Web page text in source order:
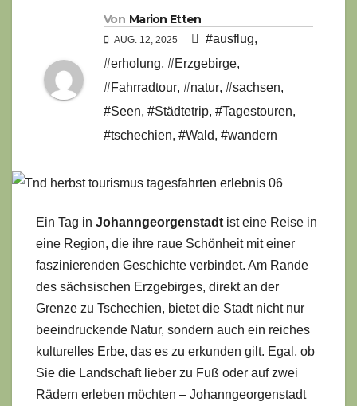
Von Marion Etten
AUG. 12, 2025 #ausflug,
#erholung, #Erzgebirge,
#Fahrradtour, #natur, #sachsen,
#Seen, #Städtetrip, #Tagestouren,
#tschechien, #Wald, #wandern
Ein Tag in Johanngeorgenstadtist eine Reise in
eine Region, die ihre raue Schönheit mit einer
faszinierenden Geschichte verbindet. Am Rande
des sächsischen Erzgebirges, direkt an der
Grenze zu Tschechien, bietet die Stadt nicht nur
beeindruckende Natur, sondern auch ein reiches
kulturelles Erbe, das es zu erkunden gilt. Egal, ob
Sie die Landschaft lieber zu Fuß oder auf zwei
Rädern erleben möchten – Johanngeorgenstadt